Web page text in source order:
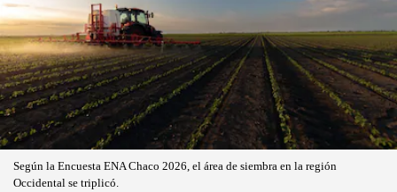
Según la Encuesta ENA Chaco 2026, el área de siembra en la región
Occidental se triplicó.